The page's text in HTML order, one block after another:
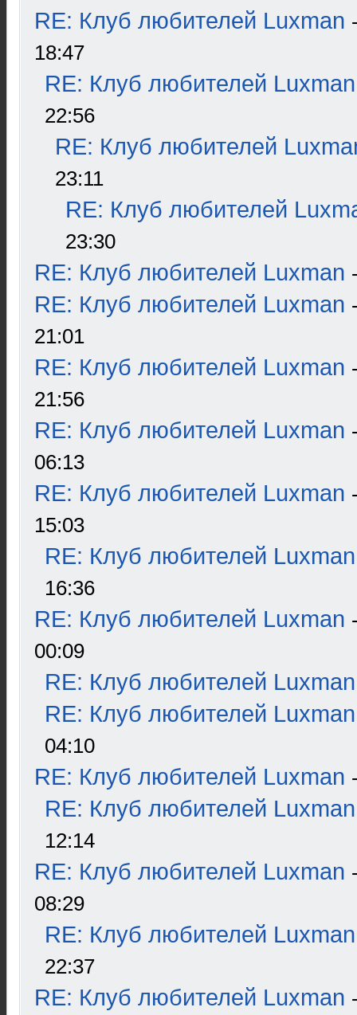
RE: Клуб любителей Luxman
18:47
RE: Клуб любителей Luxman
22:56
RE: Клуб любителей
23:11
RE: Клуб любителей
23:30
RE: Клуб любителей Luxman
RE: Клуб любителей Luxman
21:01
RE: Клуб любителей Luxman
21:56
RE: Клуб любителей Luxman
06:13
RE: Клуб любителей Luxman
15:03
RE: Клуб любителей Luxman
16:36
RE: Клуб любителей Luxman
00:09
RE: Клуб любителей Luxman
RE: Клуб любителей Luxman
04:10
RE: Клуб любителей Luxman
RE: Клуб любителей Luxman
12:14
RE: Клуб любителей Luxman
08:29
RE: Клуб любителей Luxman
22:37
RE: Клуб любителей Luxman